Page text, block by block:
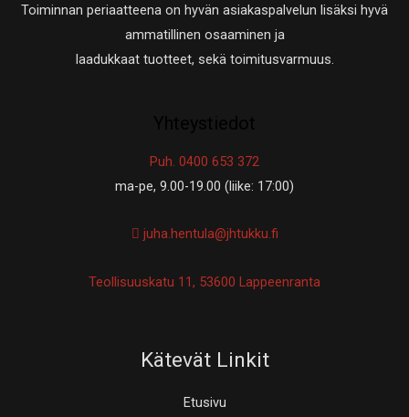
Toiminnan periaatteena on hyvän asiakaspalvelun lisäksi hyvä
ammatillinen osaaminen ja
laadukkaat tuotteet, sekä toimitusvarmuus.
Puh. 0400 653 372
ma-pe, 9.00-19.00 (liike: 17:00)
juha.hentula@jhtukku.fi
Teollisuuskatu 11, 53600 Lappeenranta
Kätevät Linkit
Etusivu